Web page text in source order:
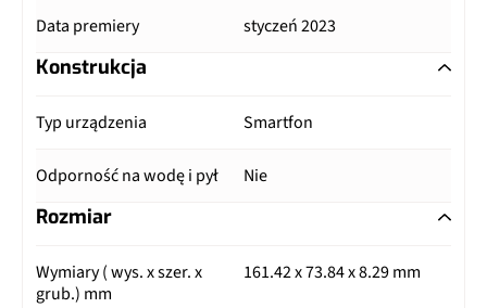
Data premiery styczeń 2023
Konstrukcja
Typ urządzenia Smartfon
Odporność na wodę i pył Nie
Rozmiar
Wymiary ( wys. x szer. x
grub.) mm
161.42 x 73.84 x 8.29 mm